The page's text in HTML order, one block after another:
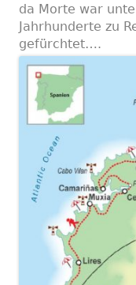
da Morte war
Jahrhunderte zu
gefürchtet….